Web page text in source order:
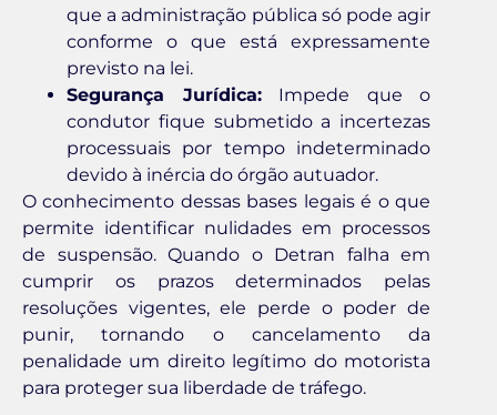
que a administração pública só pode agir
conforme o que está expressamente
previsto na lei.
Segurança Jurídica:Impede que o
condutor fique submetido a incertezas
processuais por tempo indeterminado
devido à inércia do órgão autuador.
O conhecimento dessas bases legais é o que
permite identificar nulidades em processos
de suspensão. Quando o Detran falha em
cumprir os prazos determinados pelas
resoluções vigentes, ele perde o poder de
punir, tornando o cancelamento da
penalidade um direito legítimo do motorista
para proteger sua liberdade de tráfego.